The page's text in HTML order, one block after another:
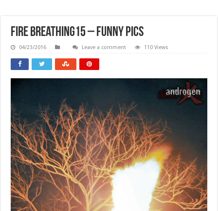
Fire Breathing15 – Funny Pics
04/23/2016 Leave a comment 110 Views